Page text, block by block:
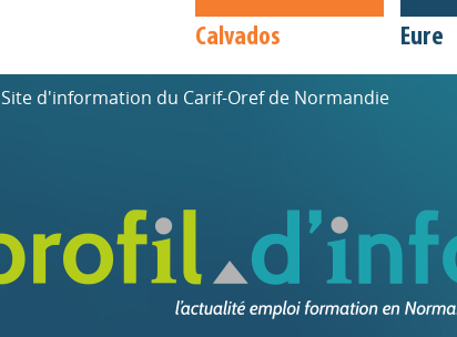
Calvados Eure
Site d'information du Carif-Oref de Normandie